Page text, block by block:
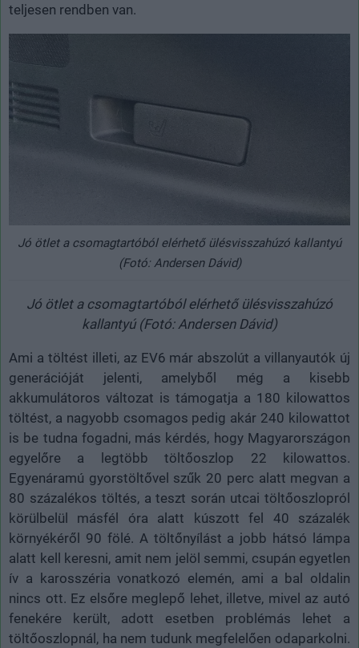
teljesen rendben van.
Jó ötlet a csomagtartóból elérhető ülésvisszahúzó kallantyú
(Fotó: Andersen Dávid)
Jó ötlet a csomagtartóból elérhető ülésvisszahúzó
kallantyú (Fotó: Andersen Dávid)
Ami a töltést illeti, az EV6 már abszolút a villanyautók új
generációját jelenti, amelyből még a kisebb
akkumulátoros változat is támogatja a 180 kilowattos
töltést, a nagyobb csomagos pedig akár 240 kilowattot
is be tudna fogadni, más kérdés, hogy Magyarországon
egyelőre a legtöbb töltőoszlop 22 kilowattos.
Egyenáramú gyorstöltővel szűk 20 perc alatt megvan a
80 százalékos töltés, a teszt során utcai töltőoszlopról
körülbelül másfél óra alatt kúszott fel 40 százalék
környékéről 90 fölé. A töltőnyílást a jobb hátsó lámpa
alatt kell keresni, amit nem jelöl semmi, csupán egyetlen
ív a karosszéria vonatkozó elemén, ami a bal oldalin
nincs ott. Ez elsőre meglepő lehet, illetve, mivel az autó
fenekére került, adott esetben problémás lehet a
töltőoszlopnál, ha nem tudunk megfelelően odaparkolni.